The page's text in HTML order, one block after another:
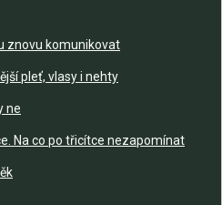
znovu komunikovat
pleť, vlasy i nehty
ne
Na co po třicítce nezapomínat